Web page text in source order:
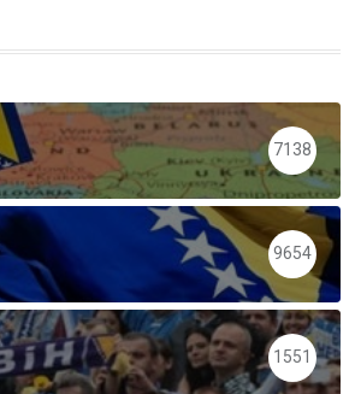
7138
9654
1551